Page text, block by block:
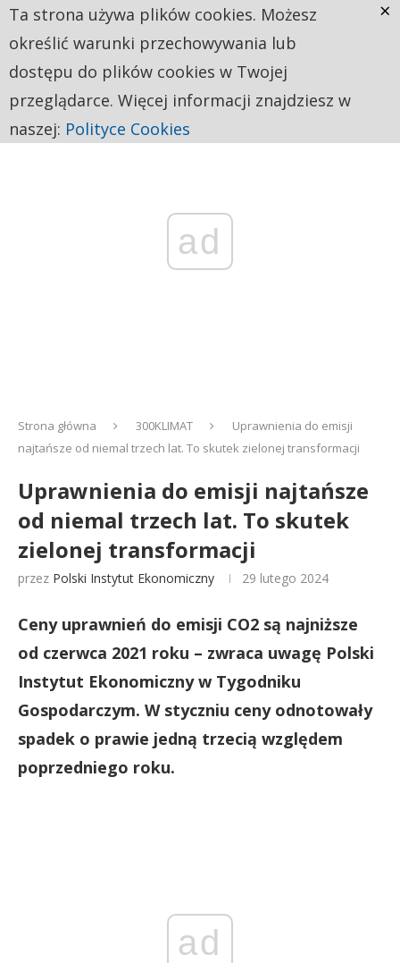
ad
Strona główna 300KLIMAT
Uprawnienia do emisji
najtańsze od niemal trzech lat. To skutek zielonej transformacji
Uprawnienia do emisji najtańsze
od niemal trzech lat. To skutek
zielonej transformacji
przez Polski Instytut Ekonomiczny 29 lutego 2024
Ceny uprawnień do emisji CO2 są najniższe
od czerwca 2021 roku – zwraca uwagę Polski
Instytut Ekonomiczny w Tygodniku
Gospodarczym. W styczniu ceny odnotowały
spadek o prawie jedną trzecią względem
poprzedniego roku.
ad
Ta strona używa plików cookies. Możesz
określić warunki przechowywania lub
dostępu do plików cookies w Twojej
przeglądarce. Więcej informacji znajdziesz w
naszej: Polityce Cookies
×